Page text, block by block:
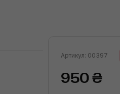
Артикул: 00397
950 ₴